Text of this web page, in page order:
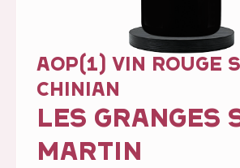
AOP(1) VIN ROUGE
CHINIAN
LES GRANGES
MARTIN